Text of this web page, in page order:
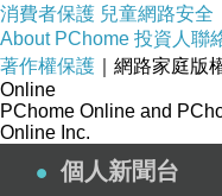
消費者保護 兒童網路安全
About PChome 投資人聯
著作權保護 ｜網路家庭版
Online
PChome Online and
Online Inc.
個人新聞台